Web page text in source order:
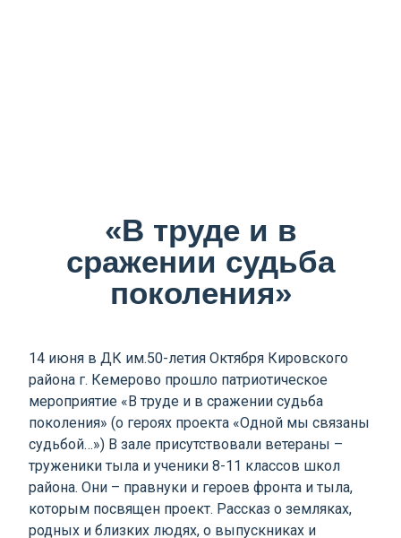
«В труде и в
сражении судьба
поколения»
14 июня в ДК им.50-летия Октября Кировского
района г. Кемерово прошло патриотическое
мероприятие «В труде и в сражении судьба
поколения» (о героях проекта «Одной мы связаны
судьбой…») В зале присутствовали ветераны –
труженики тыла и ученики 8-11 классов школ
района. Они – правнуки и героев фронта и тыла,
которым посвящен проект. Рассказ о земляках,
родных и близких людях, о выпускниках и